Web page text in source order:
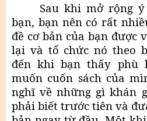
Sau khi mở rộng
bạn, bạn nên có rất
đề cơ bản của bạn được
lại và tổ chức nó theo
đến khi bạn thấy phù
muốn cuốn sách của
nghĩ về những gì khán
phải biết trước tiên và